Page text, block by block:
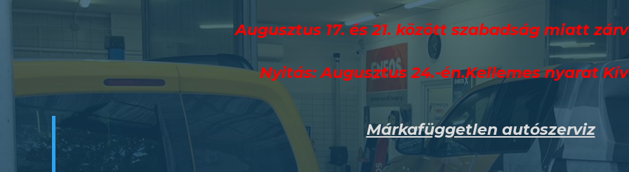
Augusztus 17. és 21. között szabadság miatt
Nyitás: Augusztus 24.-én.Kellemes nyarat
Márkafüggetlen autószerviz